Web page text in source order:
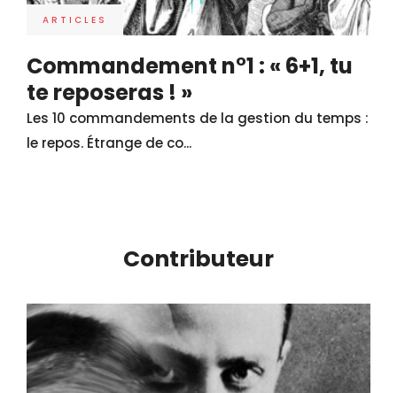
ARTICLES
Commandement n°1 : « 6+1, tu
te reposeras ! »
Les 10 commandements de la gestion du temps :
le repos. Étrange de co...
Contributeur